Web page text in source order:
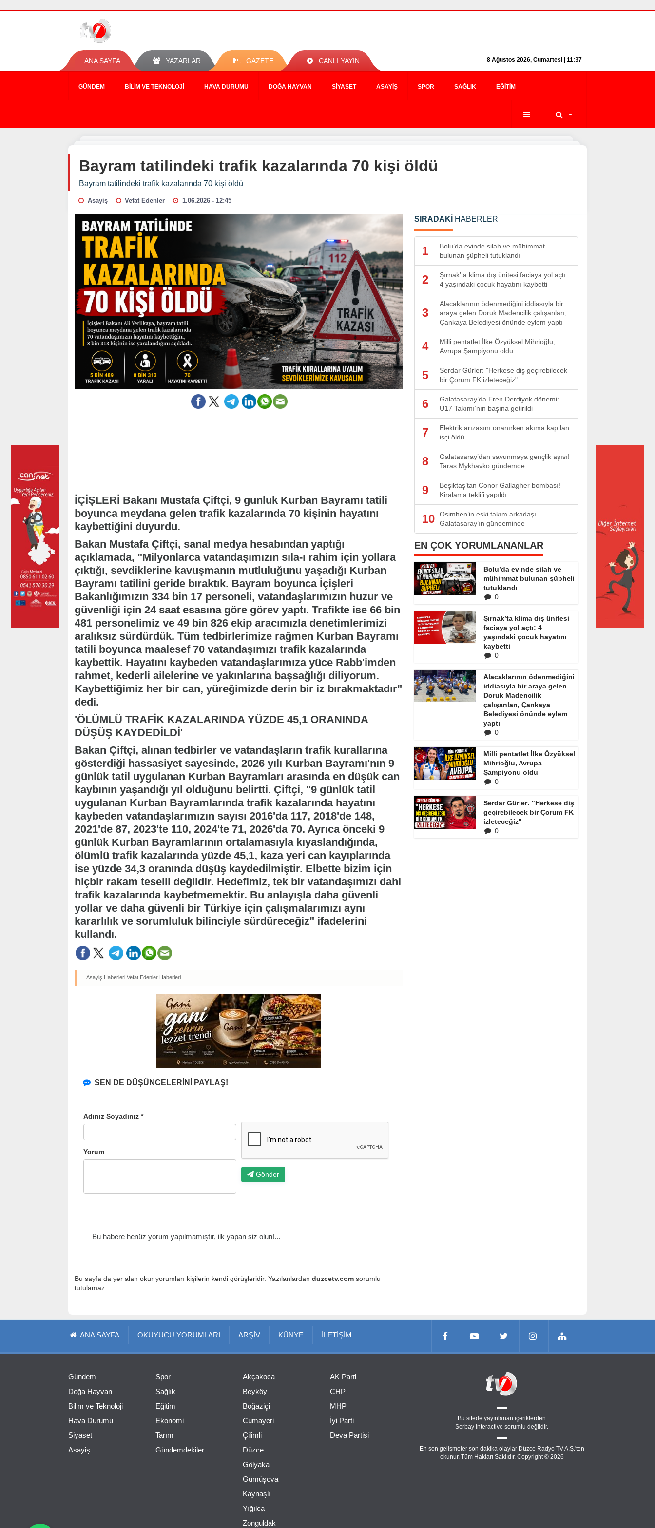
ANA SAYFA YAZARLAR GAZETE CANLI YAYIN 8 Ağustos 2026, Cumartesi | 11:37
GÜNDEM BILIM VE TEKNOLOJI HAVA DURUMU DOĞA HAYVAN SIYASET ASAYIŞ SPOR SAĞLIK EĞITIM
Bayram tatilindeki trafik kazalarında 70 kişi öldü
Bayram tatilindeki trafik kazalarında 70 kişi öldü
Asayiş Vefat Edenler 1.06.2026 - 12:45
İÇİŞLERİ Bakanı Mustafa Çiftçi, 9 günlük Kurban Bayramı tatili
boyunca meydana gelen trafik kazalarında 70 kişinin hayatını
kaybettiğini duyurdu.
Bakan Mustafa Çiftçi, sanal medya hesabından yaptığı
açıklamada, "Milyonlarca vatandaşımızın sıla-ı rahim için yollara
çıktığı, sevdiklerine kavuşmanın mutluluğunu yaşadığı Kurban
Bayramı tatilini geride bıraktık. Bayram boyunca İçişleri
Bakanlığımızın 334 bin 17 personeli, vatandaşlarımızın huzur ve
güvenliği için 24 saat esasına göre görev yaptı. Trafikte ise 66 bin
481 personelimiz ve 49 bin 826 ekip aracımızla denetimlerimizi
aralıksız sürdürdük. Tüm tedbirlerimize rağmen Kurban Bayramı
tatili boyunca maalesef 70 vatandaşımızı trafik kazalarında
kaybettik. Hayatını kaybeden vatandaşlarımıza yüce Rabb'imden
rahmet, kederli ailelerine ve yakınlarına başsağlığı diliyorum.
Kaybettiğimiz her bir can, yüreğimizde derin bir iz bırakmaktadır"
dedi.
'ÖLÜMLÜ TRAFİK KAZALARINDA YÜZDE 45,1 ORANINDA
DÜŞÜŞ KAYDEDİLDİ'
Bakan Çiftçi, alınan tedbirler ve vatandaşların trafik kurallarına
gösterdiği hassasiyet sayesinde, 2026 yılı Kurban Bayramı'nın 9
günlük tatil uygulanan Kurban Bayramları arasında en düşük can
kaybının yaşandığı yıl olduğunu belirtti. Çiftçi, "9 günlük tatil
uygulanan Kurban Bayramlarında trafik kazalarında hayatını
kaybeden vatandaşlarımızın sayısı 2016'da 117, 2018'de 148,
2021'de 87, 2023'te 110, 2024'te 71, 2026'da 70. Ayrıca önceki 9
günlük Kurban Bayramlarının ortalamasıyla kıyaslandığında,
ölümlü trafik kazalarında yüzde 45,1, kaza yeri can kayıplarında
ise yüzde 34,3 oranında düşüş kaydedilmiştir. Elbette bizim için
hiçbir rakam teselli değildir. Hedefimiz, tek bir vatandaşımızı dahi
trafik kazalarında kaybetmemektir. Bu anlayışla daha güvenli
yollar ve daha güvenli bir Türkiye için çalışmalarımızı aynı
kararlılık ve sorumluluk bilinciyle sürdüreceğiz" ifadelerini
kullandı.
Asayiş Haberleri Vefat Edenler Haberleri
SEN DE DÜŞÜNCELERİNİ PAYLAŞ!
Adınız Soyadınız *
Yorum
Gönder
Bu habere henüz yorum yapılmamıştır, ilk yapan siz olun!...
Bu sayfa da yer alan okur yorumları kişilerin kendi görüşleridir. Yazılanlardan duzcetv.com sorumlu
tutulamaz.
SIRADAKİ HABERLER
1
Bolu’da evinde silah ve mühimmat
bulunan şüpheli tutuklandı
2
Şırnak’ta klima dış ünitesi faciaya yol açtı:
4 yaşındaki çocuk hayatını kaybetti
3
Alacaklarının ödenmediğini iddiasıyla bir
araya gelen Doruk Madencilik çalışanları,
Çankaya Belediyesi önünde eylem yaptı
4
Milli pentatlet İlke Özyüksel Mihrioğlu,
Avrupa Şampiyonu oldu
5
Serdar Gürler: "Herkese diş geçirebilecek
bir Çorum FK izleteceğiz"
6
Galatasaray’da Eren Derdiyok dönemi:
U17 Takımı’nın başına getirildi
7
Elektrik arızasını onanırken akıma kapılan
işçi öldü
8
Galatasaray’dan savunmaya gençlik aşısı!
Taras Mykhavko gündemde
9
Beşiktaş’tan Conor Gallagher bombası!
Kiralama teklifi yapıldı
10
Osimhen’in eski takım arkadaşı
Galatasaray’ın gündeminde
EN ÇOK YORUMLANANLAR
Bolu’da evinde silah ve
mühimmat bulunan şüpheli
tutuklandı
0
Şırnak’ta klima dış ünitesi
faciaya yol açtı: 4
yaşındaki çocuk hayatını
kaybetti
0
Alacaklarının ödenmediğini
iddiasıyla bir araya gelen
Doruk Madencilik
çalışanları, Çankaya
Belediyesi önünde eylem
yaptı
0
Milli pentatlet İlke Özyüksel
Mihrioğlu, Avrupa
Şampiyonu oldu
0
Serdar Gürler: "Herkese diş
geçirebilecek bir Çorum FK
izleteceğiz"
0
ANA SAYFA OKUYUCU YORUMLARI ARŞİV KÜNYE İLETİŞİM
Gündem
Doğa Hayvan
Bilim ve Teknoloji
Hava Durumu
Siyaset
Asayiş
Spor
Sağlık
Eğitim
Ekonomi
Tarım
Gündemdekiler
Akçakoca
Beyköy
Boğaziçi
Cumayeri
Çilimli
Düzce
Gölyaka
Gümüşova
Kaynaşlı
Yığılca
Zonguldak
AK Parti
CHP
MHP
İyi Parti
Deva Partisi
Bu sitede yayınlanan içeriklerden
Serbay Interactive sorumlu değildir.
En son gelişmeler son dakika olaylar Düzce Radyo TV A.Ş.'ten
okunur. Tüm Hakları Saklıdır. Copyright © 2026